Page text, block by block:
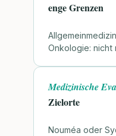
enge Grenzen
Onkologie: nicht
Medizinische
Zielorte
Nouméa oder